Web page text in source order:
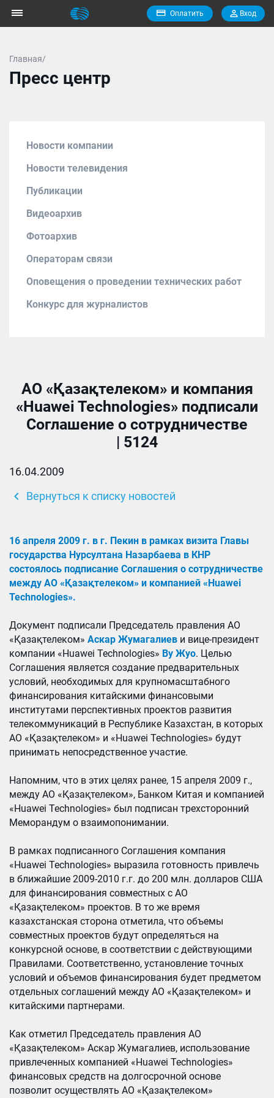
Оплатить Вход
Главная/
Пресс центр
Новости компании
Новости телевидения
Публикации
Видеоархив
Фотоархив
Операторам связи
Оповещения о проведении технических работ
Конкурс для журналистов
АО «Қазақтелеком» и компания
«Huawei Technologies» подписали
Соглашение о сотрудничестве
| 5124
16.04.2009
chevron_left Вернуться к списку новостей
16 апреля 2009 г. в г. Пекин в рамках визита Главы
государства Нурсултана Назарбаева в КНР
состоялось подписание Соглашения о сотрудничестве
между АО «Қазақтелеком» и компанией «Huawei
Technologies».
Документ подписали Председатель правления АО
«Қазақтелеком» Аскар Жумагалиев и вице-президент
компании «Huawei Technologies» Ву Жуо. Целью
Соглашения является создание предварительных
условий, необходимых для крупномасштабного
финансирования китайскими финансовыми
институтами перспективных проектов развития
телекоммуникаций в Республике Казахстан, в которых
АО «Қазақтелеком» и «Huawei Technologies» будут
принимать непосредственное участие.
Напомним, что в этих целях ранее, 15 апреля 2009 г.,
между АО «Қазақтелеком», Банком Китая и компанией
«Huawei Technologies» был подписан трехсторонний
Меморандум о взаимопонимании.
В рамках подписанного Соглашения компания
«Huawei Technologies» выразила готовность привлечь
в ближайшие 2009-2010 г.г. до 200 млн. долларов США
для финансирования совместных с АО
«Қазақтелеком» проектов. В то же время
казахстанская сторона отметила, что объемы
совместных проектов будут определяться на
конкурсной основе, в соответствии с действующими
Правилами. Соответственно, установление точных
условий и объемов финансирования будет предметом
отдельных соглашений между АО «Қазақтелеком» и
китайскими партнерами.
Как отметил Председатель правления АО
«Қазақтелеком» Аскар Жумагалиев, использование
привлеченных компанией «Huawei Technologies»
финансовых средств на долгосрочной основе
позволит осуществлять АО «Қазақтелеком»